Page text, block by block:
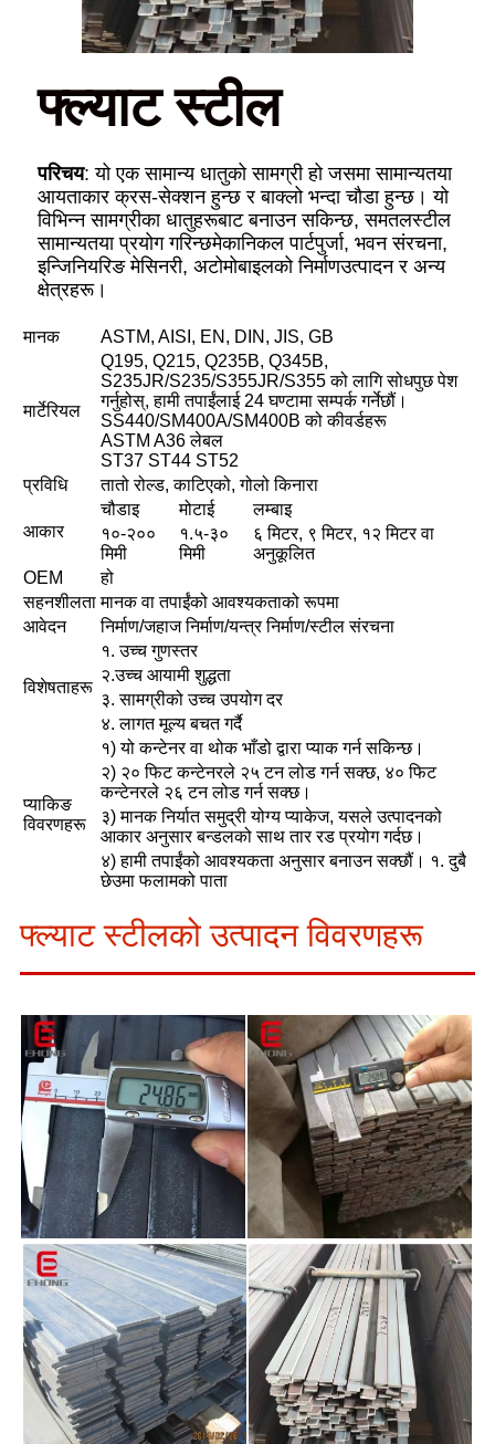
फ्ल्याट स्टील
परिचय: यो एक सामान्य धातुको सामग्री हो जसमा सामान्यतया
आयताकार क्रस-सेक्शन हुन्छ र बाक्लो भन्दा चौडा हुन्छ। यो
विभिन्न सामग्रीका धातुहरूबाट बनाउन सकिन्छ, समतलस्टील
सामान्यतया प्रयोग गरिन्छमेकानिकल पार्टपुर्जा, भवन संरचना,
इन्जिनियरिङ मेसिनरी, अटोमोबाइलको निर्माणउत्पादन र अन्य
क्षेत्रहरू।
मानक ASTM, AISI, EN, DIN, JIS, GB
मार्टेरियल
Q195, Q215, Q235B, Q345B,
S235JR/S235/S355JR/S355 को लागि सोधपुछ पेश
गर्नुहोस्, हामी तपाईंलाई 24 घण्टामा सम्पर्क गर्नेछौं।
SS440/SM400A/SM400B को कीवर्डहरू
ASTM A36 लेबल
ST37 ST44 ST52
प्रविधि
तातो रोल्ड, काटिएको, गोलो किनारा
आकार
चौडाइ मोटाई
लम्बाइ
१०-२००
मिमी
१.५-३०
मिमी
६ मिटर, ९ मिटर, १२ मिटर वा
अनुकूलित
OEM
हो
सहनशीलता मानक वा तपाईंको आवश्यकताको रूपमा
आवेदन
निर्माण/जहाज निर्माण/यन्त्र निर्माण/स्टील संरचना
विशेषताहरू
१. उच्च गुणस्तर
२.उच्च आयामी शुद्धता
३. सामग्रीको उच्च उपयोग दर
४. लागत मूल्य बचत गर्दै
प्याकिङ
विवरणहरू
१) यो कन्टेनर वा थोक भाँडो द्वारा प्याक गर्न सकिन्छ।
२) २० फिट कन्टेनरले २५ टन लोड गर्न सक्छ, ४० फिट
कन्टेनरले २६ टन लोड गर्न सक्छ।
३) मानक निर्यात समुद्री योग्य प्याकेज, यसले उत्पादनको
आकार अनुसार बन्डलको साथ तार रड प्रयोग गर्दछ।
४) हामी तपाईंको आवश्यकता अनुसार बनाउन सक्छौं। १. दुबै
छेउमा फलामको पाता
फ्ल्याट स्टीलको उत्पादन विवरणहरू